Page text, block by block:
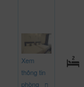
Xem
thông tin
phòng